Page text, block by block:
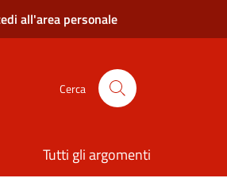
all'area personale
Cerca
Tutti gli argomenti